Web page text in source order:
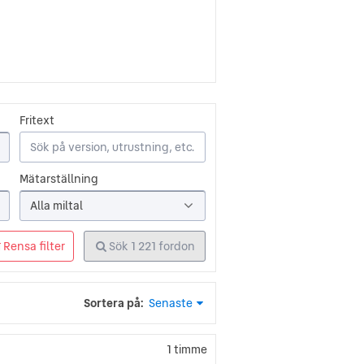
Wasserfahrzeugoch fungerade
av militära fordon och
och fängslad i nära 2 år. Under
utan även designade och
delar från Volkswagen Typ 1 –
i sin egen fabrik. Framåt 1954
sportbil med tillverkarens typiska
modell, och den har kommit att
version delar inte mycket mer
Fritext
Mätarställning
Alla miltal
Rensa filter Sök 1 221 fordon
Sortera på: Senaste
1 timme